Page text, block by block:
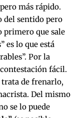
más rápido.
del sentido pero
primero que sale
es lo que está
Por la
fácil.
trata de frenarlo,
Del mismo
se lo puede